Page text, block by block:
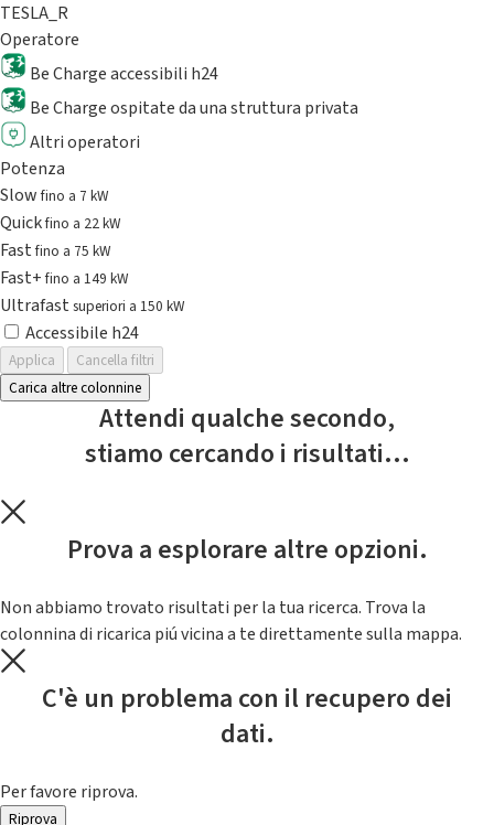
TESLA_R
Operatore
Be Charge accessibili h24
Be Charge ospitate da una struttura privata
Altri operatori
Potenza
Slowfino a 7 kW
Quickfino a 22 kW
Fastfino a 75 kW
Fast+fino a 149 kW
Ultrafast superiori a 150 kW
Accessibile h24
Applica
Cancella filtri
Carica altre colonnine
Attendi qualche secondo,
stiamo cercando i risultati...
Prova a esplorare altre opzioni.
Non abbiamo trovato risultati per la tua ricerca. Trova la
colonnina di ricarica piú vicina a te direttamente sulla mappa.
C'è un problema con il recupero dei
dati.
Per favore riprova.
Riprova